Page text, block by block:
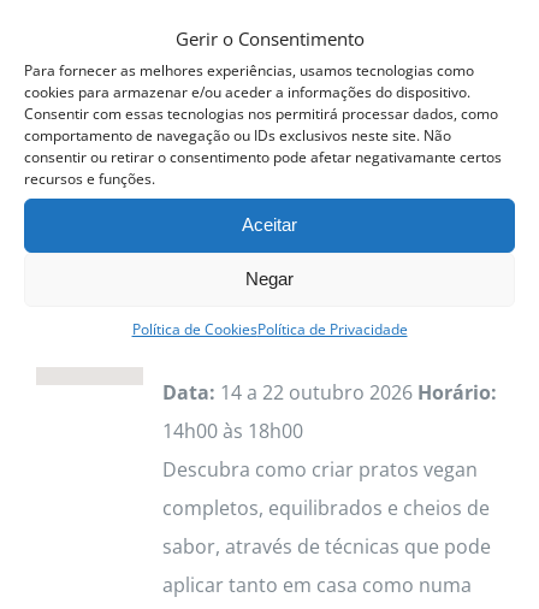
Gerir o Consentimento
Para fornecer as melhores experiências, usamos tecnologias como
cookies para armazenar e/ou aceder a informações do dispositivo.
Consentir com essas tecnologias nos permitirá processar dados, como
comportamento de navegação ou IDs exclusivos neste site. Não
consentir ou retirar o consentimento pode afetar negativamante certos
recursos e funções.
Aceitar
Negar
Política de CookiesPolítica de Privacidade
QUERO SER
INFORMADO ASSIM
QUE DISPONÍVEL
Detalhes
Curso Profissional Cozinha
475.00€
Data: 14 a 22 outubro 2026 Horário:
14h00 às 18h00
Descubra como criar pratos vegan
completos, equilibrados e cheios de
sabor, através de técnicas que pode
aplicar tanto em casa como numa